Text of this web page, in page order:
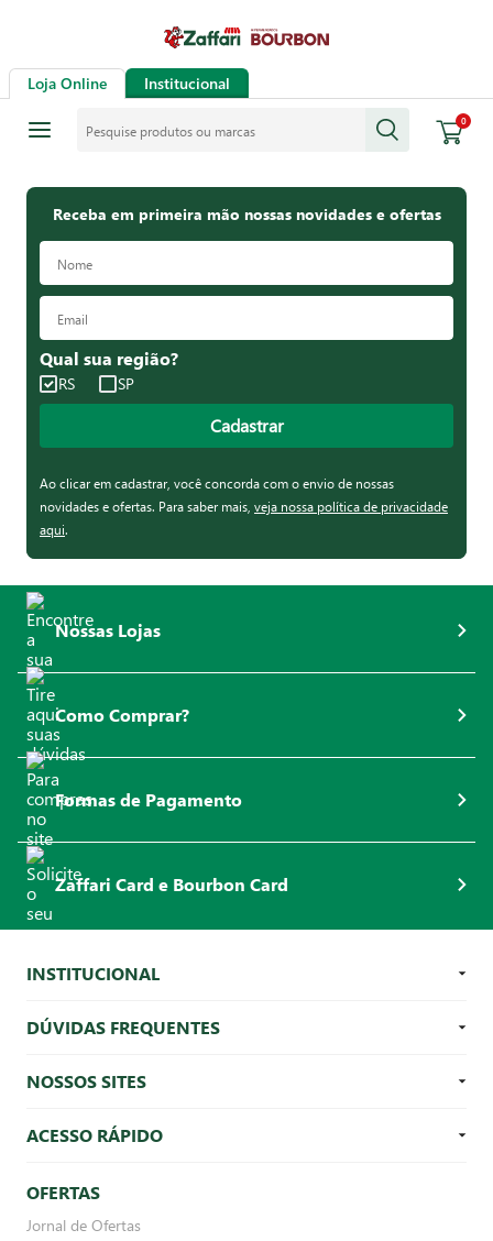
Loja Online Institucional
0
Receba em primeira mão nossas novidades e ofertas
Qual sua região?
RS SP
Cadastrar
Ao clicar em cadastrar, você concorda com o envio de nossas
novidades e ofertas. Para saber mais, veja nossa política de privacidade
aqui.
Nossas Lojas
Como Comprar?
Formas de Pagamento
Zaffari Card e Bourbon Card
INSTITUCIONAL
DÚVIDAS FREQUENTES
NOSSOS SITES
ACESSO RÁPIDO
OFERTAS
Jornal de Ofertas